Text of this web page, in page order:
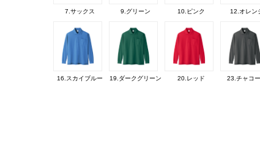
7.サックス 9.グリーン 10.ピンク 12.オレン
16.スカイブルー 19.ダークグリーン 20.レッド 23.チャコ